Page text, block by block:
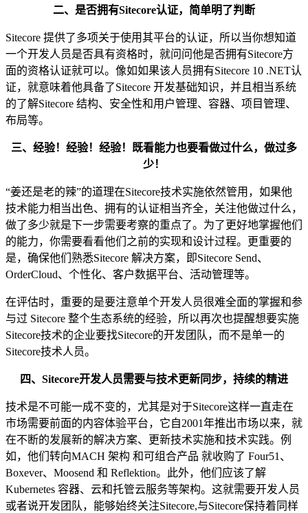
二、是否拥有Sitecore认证，简单明了判断
Sitecore 提供了多项关于使用其平台的认证，所以当你想知道
一个开发人员是否具有资格时，就问问他是否拥有Sitecore方
面的资格认证就可以。像如如果该人员拥有Sitecore 10 .NET认
证，就意味着他具备了Sitecore 开发基础知识，并且相当系统
的了解Sitecore 结构、安全性和用户管理、容器、项目管理、
布局等。
三、经验！经验！经验！既看能力也要看做过什么，做过多
少！
“姜还是老的辣”的道理在Sitecore技术实施依然管用，如果他
技术能力相当出色、拥有的认证相当齐全，关注他做过什么，
做了多少就是下一步需要考察的重点了。为了更好地掌握他们
的能力，你需要看看他们之前的实现和设计过程。更重要的
是，确保他们熟悉Sitecore 解决方案，即Sitecore Send、
OrderCloud、个性化、客户数据平台、活动管理等。
在评估时，重要的是要注意单个开发人员很难全面的掌握和参
与过 Sitecore 整个生态系统的经验，所以再次也提醒想要实施
Sitecore技术的企业要找Sitecore的开发团队，而不是单一的
Sitecore技术人员。
四、Sitecore开发人员需要与技术更新同步，持续的精进
技术是不可能一成不变的，尤其是对于Sitecore这样一直走在
市场需要前面的内容体验平台，它自2001年推出市场以来，就
在不断的发展新的解决方案、更新技术实施和技术实践。例
如，他们转向MACH 架构 和可组合产品 就收购了 Four51、
Boxever、Moosend 和 Reflektion。此外，他们应该了解
Kubernetes 容器、云和托管云服务等架构。这就需要开发人员
或者说开发团队，能够始终关注Sitecore,与Sitecore保持着同样